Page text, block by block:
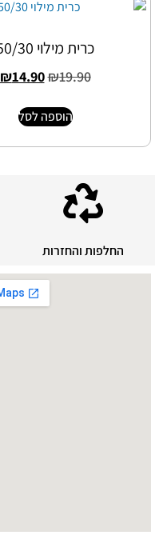
כרית מילוי 50/30
₪19.90
₪14.90
הוספה לסל
החלפות והחזרות